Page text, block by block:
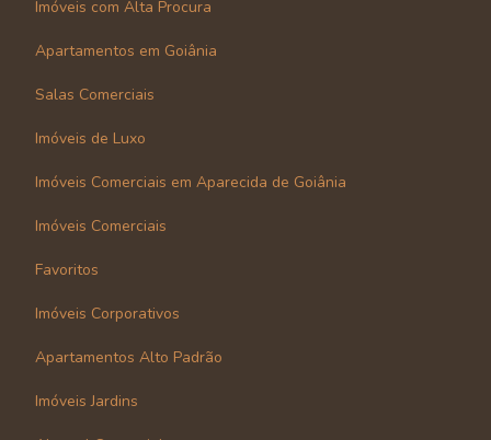
Imóveis com Alta Procura
Apartamentos em Goiânia
Salas Comerciais
Imóveis de Luxo
Imóveis Comerciais em Aparecida de Goiânia
Imóveis Comerciais
Favoritos
Imóveis Corporativos
Apartamentos Alto Padrão
Imóveis Jardins